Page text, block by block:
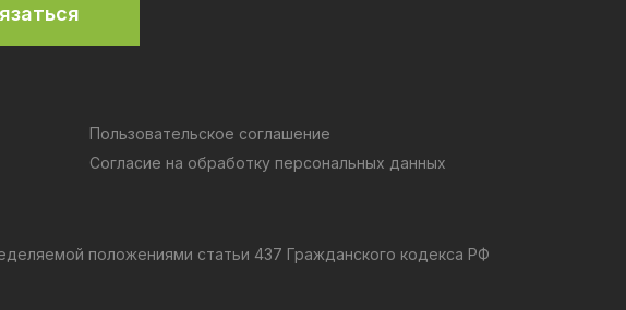
положениями статьи 437 Гражданского кодекса РФ
Согласие на обработку персональных данных
Пользовательское соглашение